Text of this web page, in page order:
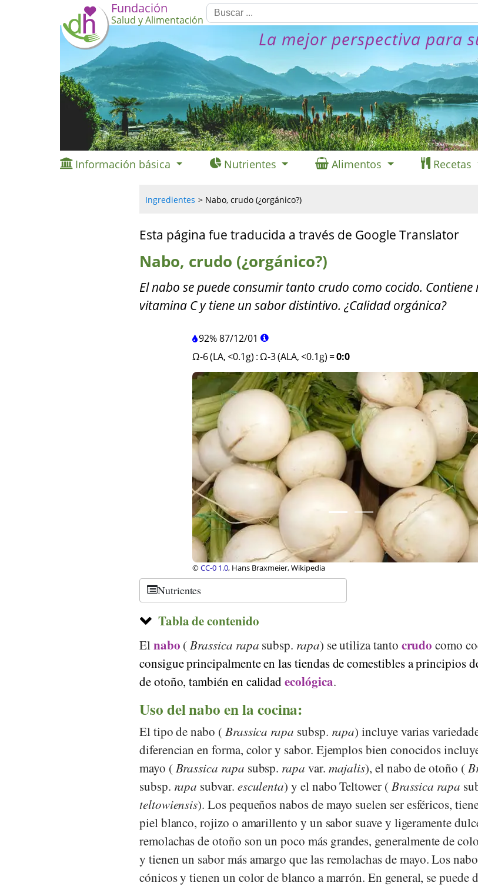
Fundación
Salud y Alimentación
La mejor perspectiva para
Información básica Nutrientes Alimentos Recetas
Ingredientes Nabo, crudo (¿orgánico?)
Esta página fue traducida a través de Google Translator
Nabo, crudo (¿orgánico?)
El nabo se puede consumir tanto crudo como cocido. Contiene
vitamina C y tiene un sabor distintivo. ¿Calidad orgánica?
92%87/12/01
Ω-6 (LA, <0.1g) :Ω-3 (ALA, <0.1g) =0:0
©CC-by 2.0, thebittenword.com, Wikipedia
Nutrientes
Tabla de contenido
Elnabo (Brassica rapa subsp. rapa) se utiliza tanto crudo como
consigue principalmente en las tiendas de comestibles a principios
de otoño, también en calidadecológica.
Uso del nabo en la cocina:
El tipo de nabo ( Brassica rapa subsp. rapa) incluye varias
diferencian en forma, color y sabor. Ejemplos bien conocidos
mayo ( Brassica rapa subsp. rapa var. majalis), el nabo de otoño (
subsp. rapa subvar. esculenta) y el nabo Teltower ( Brassica rapa
teltowiensis). Los pequeños nabos de mayo suelen ser esféricos,
piel blanco, rojizo o amarillento y un sabor suave y ligeramente
remolachas de otoño son un poco más grandes, generalmente de
y tienen un sabor más amargo que las remolachas de mayo. Los
cónicos y tienen un color de blanco a marrón. En general, se puede